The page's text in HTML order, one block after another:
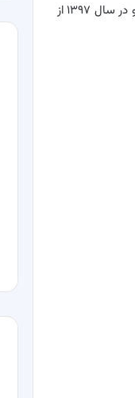
؛ سریال کوبار عنوان در ژانر اجتماعی و به کارگردانی فریدون حسن پور ساخته شده است و در سال ۱۳۹۷ از